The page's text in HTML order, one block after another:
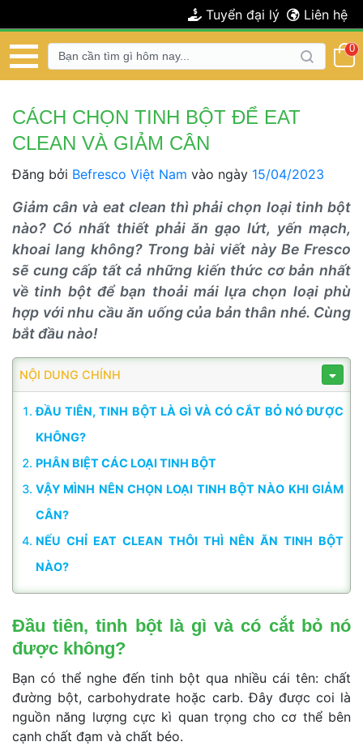
Liên hệ
Tuyển đại lý
0
CÁCH CHỌN TINH BỘT ĐỂ EAT
CLEAN VÀ GIẢM CÂN
Đăng bởi Befresco Việt Nam vào ngày 15/04/2023
Giảm cân và eat clean thì phải chọn loại tinh bột
nào? Có nhất thiết phải ăn gạo lứt, yến mạch,
khoai lang không? Trong bài viết này Be Fresco
ẽ cung cấp tất cả những kiến thức cơ bản nhất
về tinh bột để bạn thoải mái lựa chọn loại phù
hợp với nhu cầu ăn uống của bản thân nhé. Cùng
bắt đầu nào!
NỘI DUNG CHÍNH
ĐẦU TIÊN, TINH BỘT LÀ GÌ VÀ CÓ CẮT BỎ NÓ ĐƯỢC
KHÔNG?
PHÂN BIỆT CÁC LOẠI TINH BỘT
VẬY MÌNH NÊN CHỌN LOẠI TINH BỘT NÀO KHI GIẢM
CÂN?
NẾU CHỈ EAT CLEAN THÔI THÌ NÊN ĂN TINH BỘT
NÀO?
Đầu tiên, tinh bột là gì và có cắt bỏ nó
được không?
Bạn có thể nghe đến tinh bột qua nhiều cái tên: chất
đường bột, carbohydrate hoặc carb. Đây được coi là
nguồn năng lượng cực kì quan trọng cho cơ thể bên
cạnh chất đạm và chất béo.